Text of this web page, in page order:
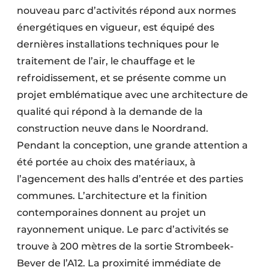
nouveau parc d’activités répond aux normes
énergétiques en vigueur, est équipé des
dernières installations techniques pour le
traitement de l’air, le chauffage et le
refroidissement, et se présente comme un
projet emblématique avec une architecture de
qualité qui répond à la demande de la
construction neuve dans le Noordrand.
Pendant la conception, une grande attention a
été portée au choix des matériaux, à
l’agencement des halls d’entrée et des parties
communes. L’architecture et la finition
contemporaines donnent au projet un
rayonnement unique. Le parc d’activités se
trouve à 200 mètres de la sortie Strombeek-
Bever de l’A12. La proximité immédiate de